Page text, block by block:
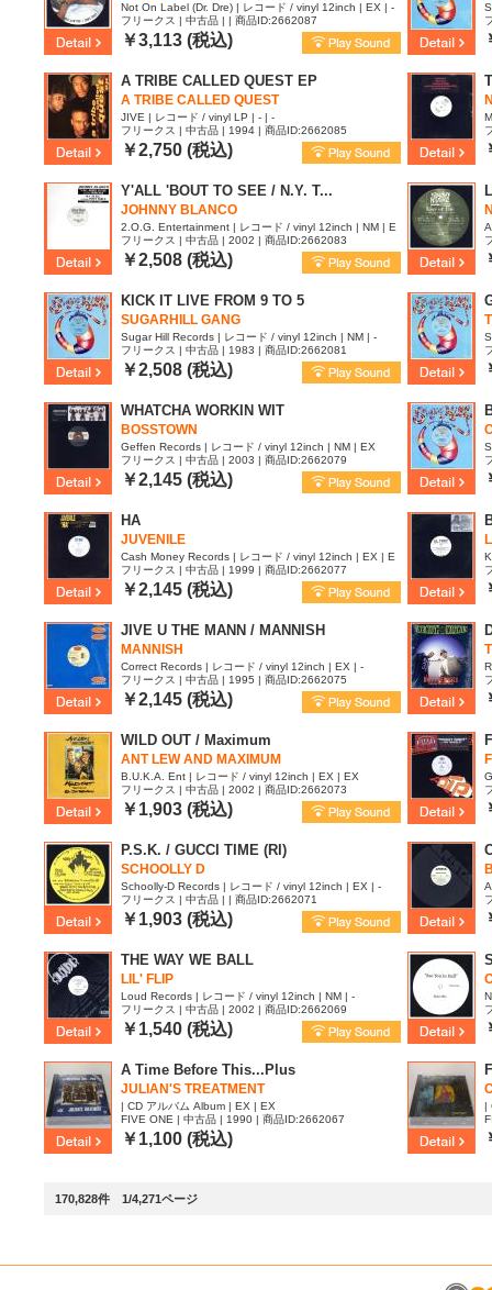
Not On Label (Dr. Dre) | レコード / vinyl 12inch | EX | -
フリークス | 中古品 | | 商品ID:2662087
￥3,113 (税込)
A TRIBE CALLED QUEST EP
A TRIBE CALLED QUEST
JIVE | レコード / vinyl LP | - | -
フリークス | 中古品 | 1994 | 商品ID:2662085
￥2,750 (税込)
Y'ALL 'BOUT TO SEE / N.Y. T...
JOHNNY BLANCO
2.O.G. Entertainment | レコード / vinyl 12inch | NM | E
X
フリークス | 中古品 | 2002 | 商品ID:2662083
￥2,508 (税込)
KICK IT LIVE FROM 9 TO 5
SUGARHILL GANG
Sugar Hill Records | レコード / vinyl 12inch | NM | -
フリークス | 中古品 | 1983 | 商品ID:2662081
￥2,508 (税込)
WHATCHA WORKIN WIT
BOSSTOWN
Geffen Records | レコード / vinyl 12inch | NM | EX
フリークス | 中古品 | 2003 | 商品ID:2662079
￥2,145 (税込)
HA
JUVENILE
Cash Money Records | レコード / vinyl 12inch | EX | E
X
フリークス | 中古品 | 1999 | 商品ID:2662077
￥2,145 (税込)
JIVE U THE MANN / MANNISH
MANNISH
Correct Records | レコード / vinyl 12inch | EX | -
フリークス | 中古品 | 1995 | 商品ID:2662075
￥2,145 (税込)
WILD OUT / Maximum
ANT LEW AND MAXIMUM
B.U.K.A. Ent | レコード / vinyl 12inch | EX | EX
フリークス | 中古品 | 2002 | 商品ID:2662073
￥1,903 (税込)
P.S.K. / GUCCI TIME (RI)
SCHOOLLY D
Schoolly-D Records | レコード / vinyl 12inch | EX | -
フリークス | 中古品 | | 商品ID:2662071
￥1,903 (税込)
THE WAY WE BALL
LIL' FLIP
Loud Records | レコード / vinyl 12inch | NM | -
フリークス | 中古品 | 2002 | 商品ID:2662069
￥1,540 (税込)
A Time Before This...Plus
JULIAN'S TREATMENT
| CD アルバム Album | EX | EX
FIVE ONE | 中古品 | 1990 | 商品ID:2662067
￥1,100 (税込)
|
170,828件 1/4,271ページ